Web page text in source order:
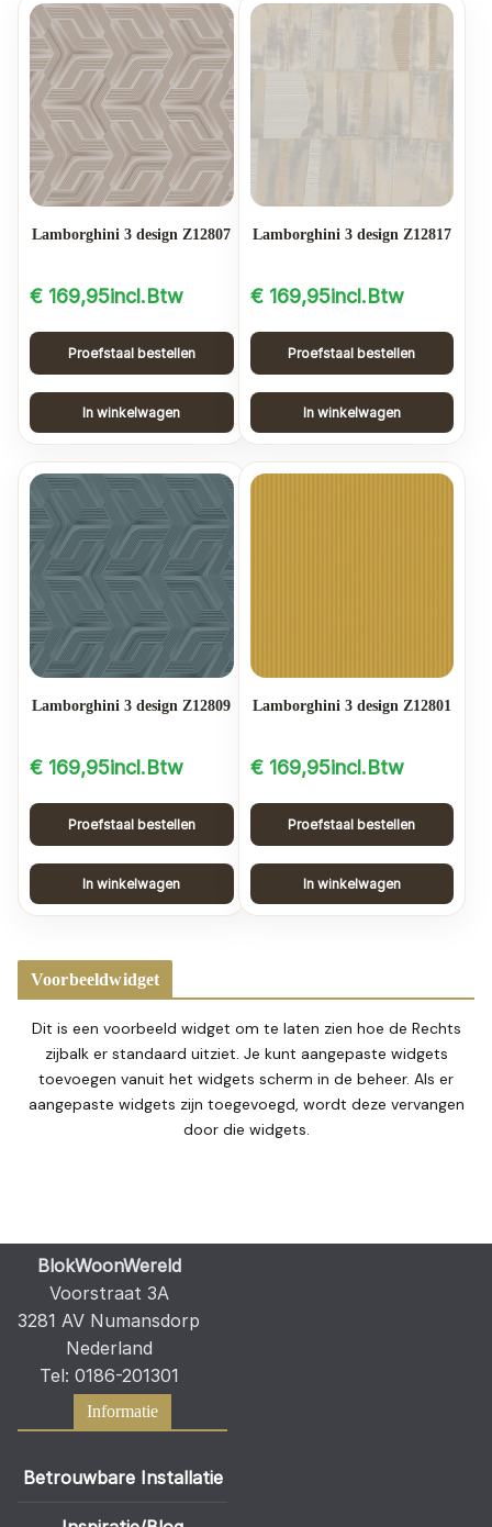
Lamborghini 3 design Z12807
€ 169,95incl.Btw
Proefstaal bestellen
In winkelwagen
Lamborghini 3 design Z12817
€169,95incl.Btw
Proefstaal bestellen
In winkelwagen
Lamborghini 3 design Z12809
€ 169,95incl.Btw
Proefstaal bestellen
In winkelwagen
Lamborghini 3 design Z12801
€169,95incl.Btw
Proefstaal bestellen
In winkelwagen
Voorbeeldwidget
Dit is een voorbeeld widget om te laten zien hoe de Rechts
zijbalk er standaard uitziet. Je kunt aangepaste widgets
toevoegen vanuit het widgets scherm in de beheer. Als er
aangepaste widgets zijn toegevoegd, wordt deze vervangen
door die widgets.
BlokWoonWereld
Voorstraat 3A
3281 AV Numansdorp
Nederland
Tel: 0186-201301
Informatie
Betrouwbare Installatie